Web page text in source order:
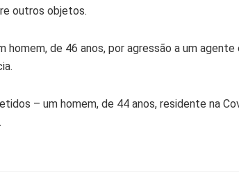
outros objetos.
de 46 anos, por agressão a um agente
– um homem, de 44 anos, residente na